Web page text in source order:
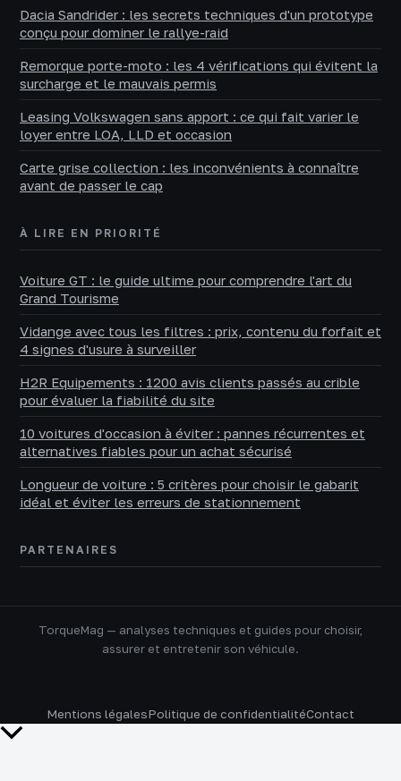
Dacia Sandrider : les secrets techniques d'un prototype
conçu pour dominer le rallye-raid
Remorque porte-moto : les 4 vérifications qui évitent la
surcharge et le mauvais permis
Leasing Volkswagen sans apport : ce qui fait varier le
loyer entre LOA, LLD et occasion
Carte grise collection : les inconvénients à connaître
avant de passer le cap
À LIRE EN PRIORITÉ
Voiture GT : le guide ultime pour comprendre l'art du
Grand Tourisme
Vidange avec tous les filtres : prix, contenu du forfait et
4 signes d'usure à surveiller
H2R Equipements : 1200 avis clients passés au crible
pour évaluer la fiabilité du site
10 voitures d'occasion à éviter : pannes récurrentes et
alternatives fiables pour un achat sécurisé
Longueur de voiture : 5 critères pour choisir le gabarit
idéal et éviter les erreurs de stationnement
PARTENAIRES
TorqueMag — analyses techniques et guides pour choisir,
assurer et entretenir son véhicule.
Mentions légalesPolitique de confidentialitéContact